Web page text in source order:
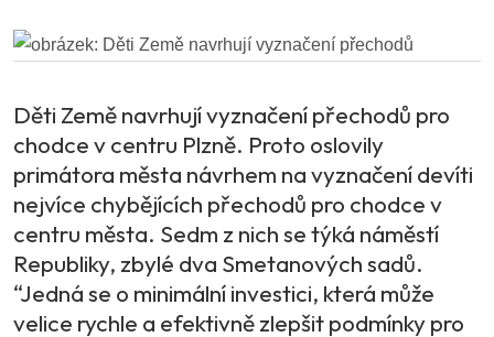
Děti Země navrhují vyznačení přechodů pro
chodce v centru Plzně. Proto oslovily
primátora města návrhem na vyznačení devíti
nejvíce chybějících přechodů pro chodce v
centru města. Sedm z nich se týká náměstí
Republiky, zbylé dva Smetanových sadů.
“Jedná se o minimální investici, která může
velice rychle a efektivně zlepšit podmínky pro